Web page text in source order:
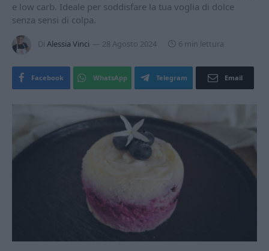
e low carb. Ideale per soddisfare la tua voglia di dolce
senza sensi di colpa.
Di Alessia Vinci 28 Agosto 2024 6 min lettura
Facebook WhatsApp Telegram Email